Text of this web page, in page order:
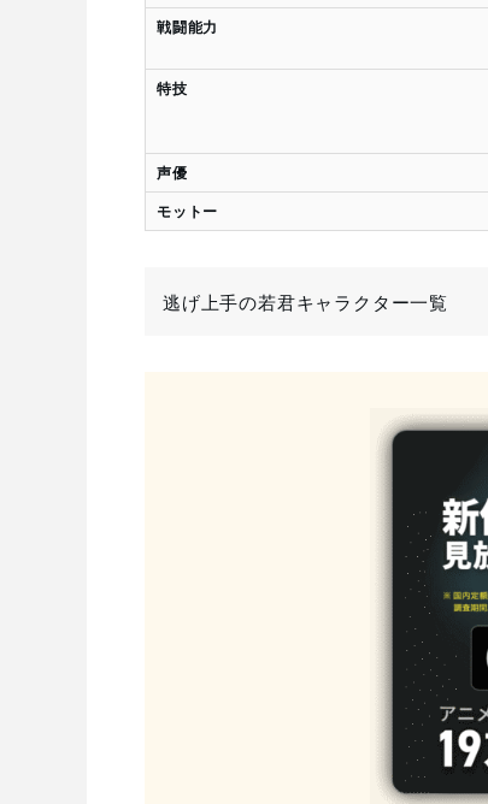
戦闘能力
特技
声優
モットー
逃げ上手の若君キャラクター一覧